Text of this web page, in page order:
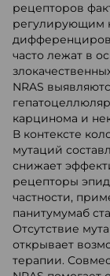
рецепторов
регулирующим
часто лежат в
NRAS
карцинома и
В контексте
мутаций
снижает
рецепторы
частности,
панитумумаб
Отсутствие
открывает
терапии.